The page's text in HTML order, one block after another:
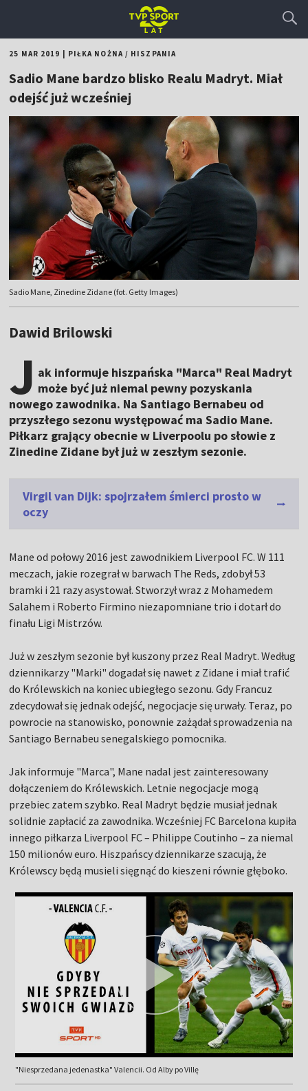
25 MAR 2019 PIŁKA NOŻNA/ HISZPANIA
Sadio Mane bardzo blisko Realu Madryt. Miał
odejść już wcześniej
Sadio Mane, Zinedine Zidane (fot. Getty Images)
Dawid Brilowski
J ak informuje hiszpańska "Marca" Real Madryt
może być już niemal pewny pozyskania
nowego zawodnika. Na Santiago Bernabeu od
przyszłego sezonu występować ma Sadio Mane.
Piłkarz grający obecnie w Liverpoolu po słowie z
Zinedine Zidane był już w zeszłym sezonie.
Virgil van Dijk: spojrzałem śmierci prosto w
oczy
Mane od połowy 2016 jest zawodnikiem Liverpool FC. W 111
meczach, jakie rozegrał w barwach The Reds, zdobył 53
bramki i 21 razy asystował. Stworzył wraz z Mohamedem
Salahem i Roberto Firmino niezapomniane trio i dotarł do
finału Ligi Mistrzów.
Już w zeszłym sezonie był kuszony przez Real Madryt. Według
dziennikarzy "Marki" dogadał się nawet z Zidane i miał trafić
do Królewskich na koniec ubiegłego sezonu. Gdy Francuz
zdecydował się jednak odejść, negocjacje się urwały. Teraz, po
powrocie na stanowisko, ponownie zażądał sprowadzenia na
Santiago Bernabeu senegalskiego pomocnika.
Jak informuje "Marca", Mane nadal jest zainteresowany
dołączeniem do Królewskich. Letnie negocjacje mogą
przebiec zatem szybko. Real Madryt będzie musiał jednak
solidnie zapłacić za zawodnika. Wcześniej FC Barcelona kupiła
innego piłkarza Liverpool FC – Philippe Coutinho – za niemal
150 milionów euro. Hiszpańscy dziennikarze szacują, że
Królewscy będą musieli sięgnąć do kieszeni równie głęboko.
"Niesprzedana jedenastka" Valencii. Od Alby po Villę